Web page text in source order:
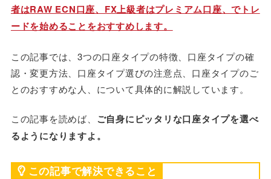
者はRAW ECN口座、FX上級者はプレミアム口座、でトレ
ードを始めることをおすすめします。
この記事では、3つの口座タイプの特徴、口座タイプの確
認・変更方法、口座タイプ選びの注意点、口座タイプのご
とのおすすめな人、について具体的に解説しています。
この記事を読めば、 ご自身にピッタリな口座タイプを選べ
るようになりますよ。
この記事で解決できること